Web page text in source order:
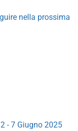
nella prossima
- 7 Giugno 2025